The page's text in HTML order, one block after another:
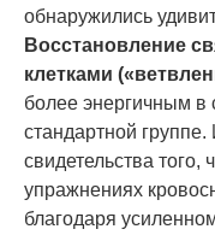
обнаружились
Восстановление
клетками
более энергичным в
стандартной
свидетельства того,
упражнениях
благодаря